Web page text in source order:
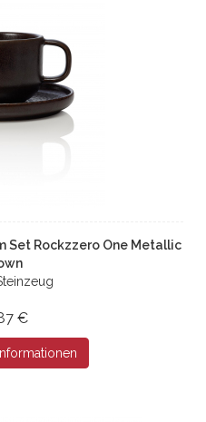
Set Rockzzero One Metallic
€